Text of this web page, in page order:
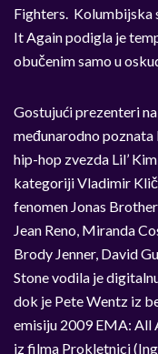
Fighters. Kolumbijska
It Again podigla je
obučenim samo u
Gostujući prezenteri
međunarodno
hip-hop zvezda Lil’
kategoriji Vladimir
fenomen Jonas
Jean Reno, Miranda
Brody Jenner, David
Stone vodila je
dok je Pete Wentz iz
emisiju 2009 EMA: All
iz filma Prokletnici